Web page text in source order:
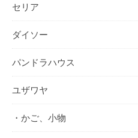
セリア
ダイソー
パンドラハウス
ユザワヤ
・かご、小物